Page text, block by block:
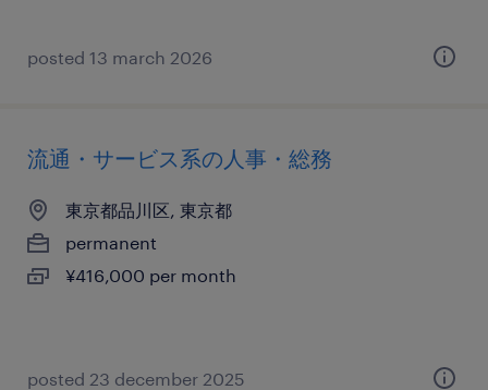
posted 13 march 2026
流通・サービス系の人事・総務
東京都品川区, 東京都
permanent
¥416,000 per month
posted 23 december 2025